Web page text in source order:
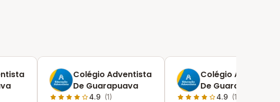
Colégio Adventista
De Guarapuava
4.9 (1)
Colégio Adventista
De Guarapuava
4.9 (1)